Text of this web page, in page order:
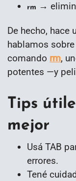
rm →
De hecho,
hablamos
comando rm,
potentes —y
Tips
mejor
Usá TAB
errores.
Tené